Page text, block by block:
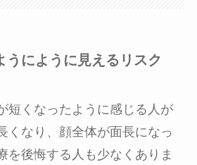
うにように見えるリスク
短くなったように感じる人が
くなり、顔全体が面長になっ
を後悔する人も少なくありま